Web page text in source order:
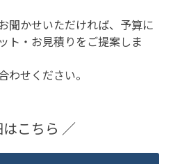
聞かせいただければ、予算に
ト・お見積りをご提案しま
わせください。
こちら ／